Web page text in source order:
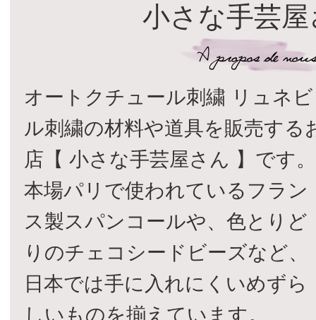
小さな手芸
オートクチュール刺繍 リュネビ
ル刺繍の材料や道具を販売する
店【 小さな手芸屋さん 】です。
本場パリで使われているフラン
ス製スパンコールや、色とりど
りのチェコシードビーズなど、
日本では手に入れにくいめずら
しいものを揃えています。